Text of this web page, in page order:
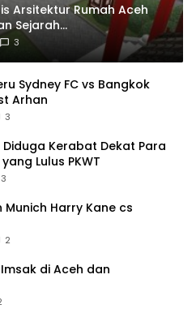
Arsitektur Rumah Aceh
Sejarah
3
Sydney FC vs Bangkok
Arhan
3
Kerabat Dekat Para
Lulus PKWT
3
Munich Harry Kane cs
2
di Aceh dan